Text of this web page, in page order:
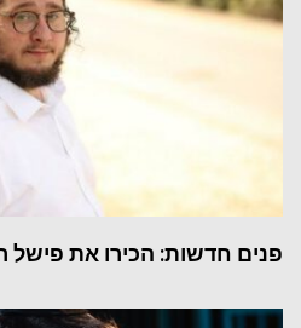
פנים חדשות: הכירו את פישל